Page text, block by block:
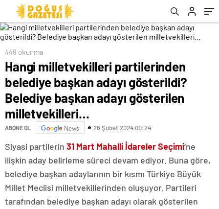
adayı gösterilen milletvekilleri…
449 okunma
Hangi milletvekilleri partilerinden
belediye başkan adayı gösterildi?
Belediye başkan adayı gösterilen
milletvekilleri…
ABONE OL News 26 Şubat 2024 00:24
Siyasi partilerin 31 Mart Mahalli İdareler Seçimi’ne
ilişkin aday belirleme süreci devam ediyor. Buna göre,
belediye başkan adaylarının bir kısmı Türkiye Büyük
Millet Meclisi milletvekillerinden oluşuyor. Partileri
tarafından belediye başkan adayı olarak gösterilen